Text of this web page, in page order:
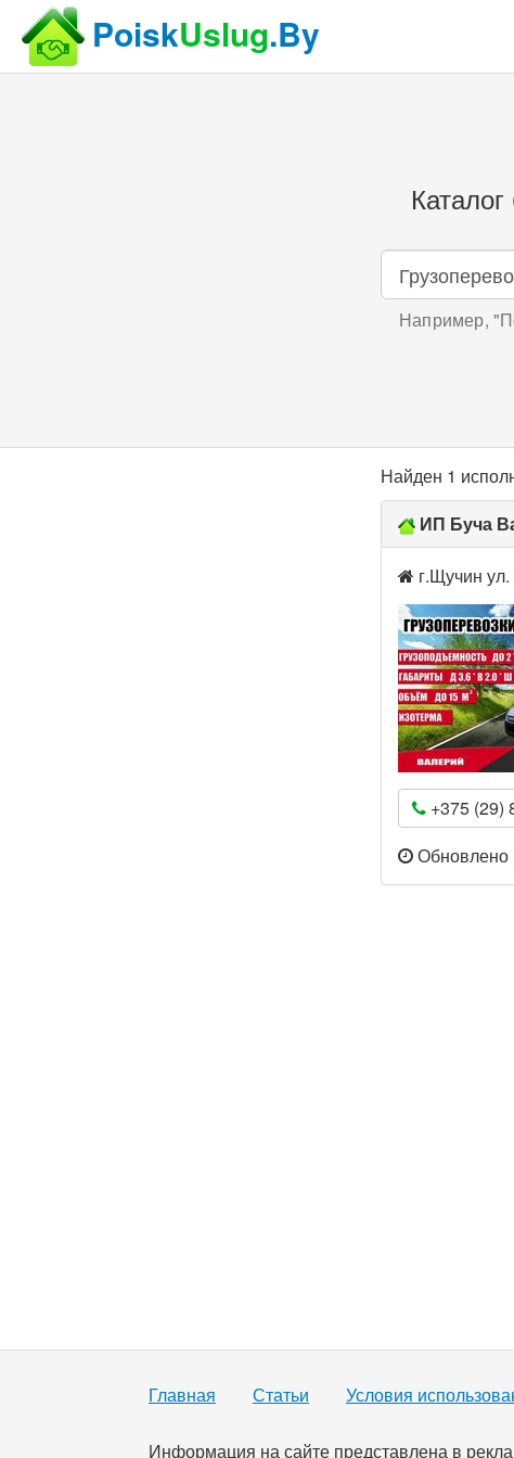
PoiskUslug.By
Например, "
Найден 1
ИП Буча
г.Щучин
+375 (29)
Обновлено
Главная Статьи Условия
Информация на сайте представлена в